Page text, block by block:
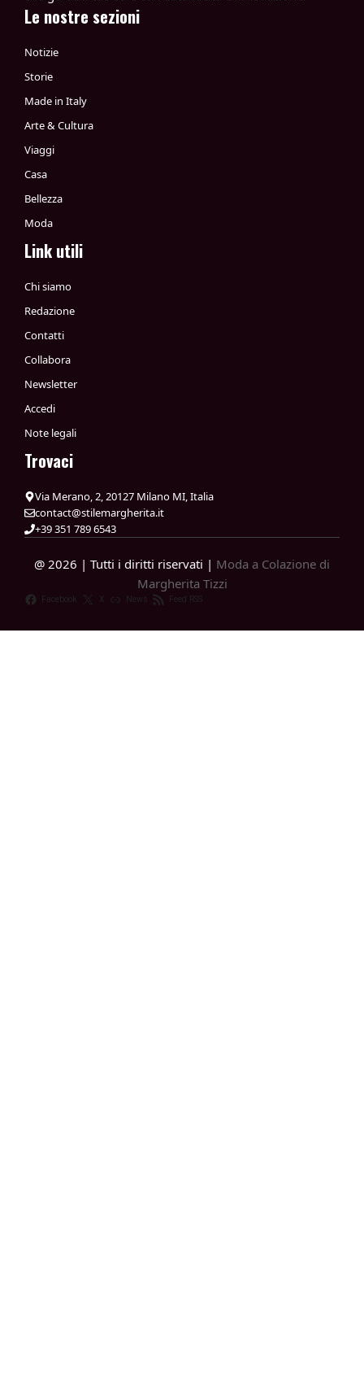
Le nostre sezioni
Notizie
Storie
Made in Italy
Arte & Cultura
Viaggi
Casa
Bellezza
Moda
Link utili
Chi siamo
Redazione
Contatti
Collabora
Newsletter
Accedi
Note legali
Trovaci
Via Merano, 2, 20127 Milano MI, Italia
contact@stilemargherita.it
+39 351 789 6543
@ 2026 | Tutti i diritti riservati | Moda a Colazione di
Margherita Tizzi
Facebook X News Feed RSS